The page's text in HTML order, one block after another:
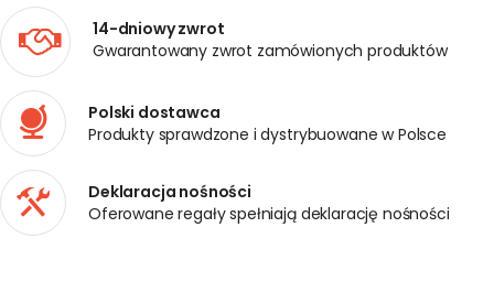
14-dniowy zwrot
Gwarantowany zwrot zamówionych produktów
Polski dostawca
Produkty sprawdzone i dystrybuowane w Polsce
Deklaracja nośności
Oferowane regały spełniają deklarację nośności